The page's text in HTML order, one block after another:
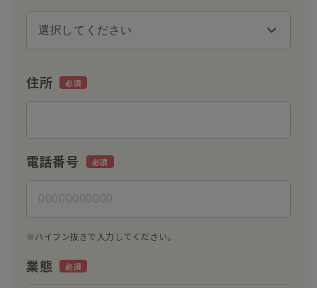
住所
電話番号
※ハイフン抜きで入力してください。
業態